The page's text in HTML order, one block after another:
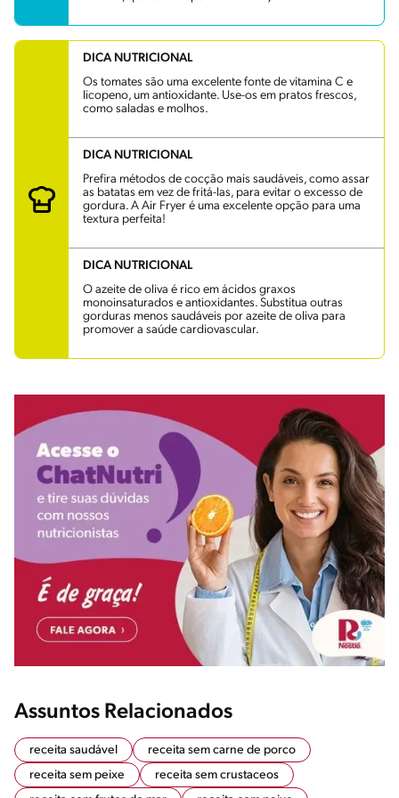
DICA NUTRICIONAL
Os tomates são uma excelente fonte de vitamina C e
licopeno, um antioxidante. Use-os em pratos frescos,
como saladas e molhos.
DICA NUTRICIONAL
Prefira métodos de cocção mais saudáveis, como assar
as batatas em vez de fritá-las, para evitar o excesso de
gordura. A Air Fryer é uma excelente opção para uma
textura perfeita!
DICA NUTRICIONAL
O azeite de oliva é rico em ácidos graxos
monoinsaturados e antioxidantes. Substitua outras
gorduras menos saudáveis por azeite de oliva para
promover a saúde cardiovascular.
Assuntos Relacionados
receita saudável
receita sem carne de porco
receita sem peixe
receita sem crustaceos